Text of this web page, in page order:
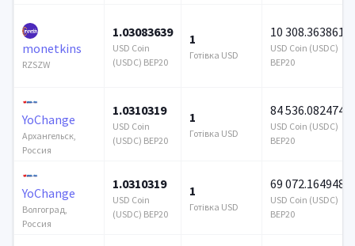
monetkins
RZSZW
1.03083639
USD Coin
(USDC) BEP20
1
Готівка USD
10 308.363861
USD Coin (USDC)
BEP20
YoChange
Архангельск,
Россия
1.0310319
USD Coin
(USDC) BEP20
1
Готівка USD
84 536.082474
USD Coin (USDC)
BEP20
YoChange
Волгоград,
Россия
1.0310319
USD Coin
(USDC) BEP20
1
Готівка USD
69 072.164948
USD Coin (USDC)
BEP20